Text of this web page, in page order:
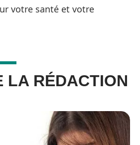
votre santé et votre
LA RÉDACTION